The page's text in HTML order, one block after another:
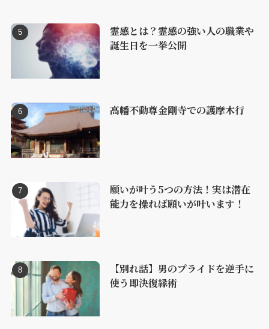
霊感とは？霊感の強い人の職業や
誕生日を一挙公開
高幡不動尊金剛寺での護摩木行
願いが叶う5つの方法！実は潜在
能力を操れば願いが叶います！
【別れ話】男のプライドを逆手に
使う即決復縁術